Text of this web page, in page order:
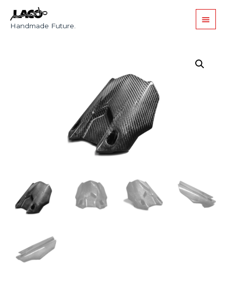
Handmade Future.